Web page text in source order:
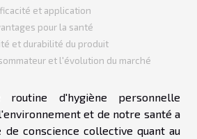
et application
pour la santé
et durabilité du produit
et l'évolution du marché
d'hygiène personnelle
et de notre santé a
de conscience collective quant au